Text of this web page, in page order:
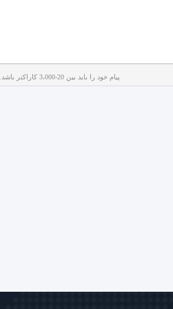
پیام خود را باید بین 20-3،000 کاراکتر باشد.